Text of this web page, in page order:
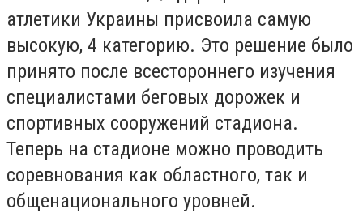
атлетики Украины присвоила самую
высокую, 4 категорию. Это решение было
принято после всестороннего изучения
специалистами беговых дорожек и
спортивных сооружений стадиона.
Теперь на стадионе можно проводить
соревнования как областного, так и
общенационального уровней.